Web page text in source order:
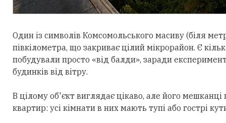
Один із символів Комсомольського масиву (біля
півкілометра, що закриває цілий мікрорайон. Є
побудували просто «від балди», заради
будинків від вітру.
В цілому об'єкт виглядає цікаво, але його
квартир: усі кімнати в них мають тупі або гострі